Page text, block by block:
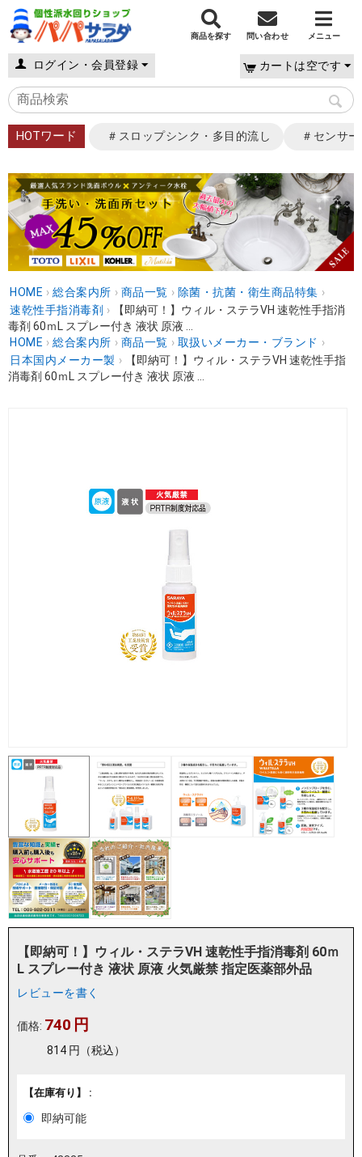
商品を探す 問い合わせ メニュー
ログイン・会員登録 カートは空です
HOTワード ＃スロップシンク・多目的流し ＃センサ
HOME › 総合案内所 › 商品一覧 › 除菌・抗菌・衛生商品特集 ›
速乾性手指消毒剤 ›
【即納可！】ウィル・ステラVH 速乾性手指消
毒剤 60ｍL スプレー付き 液状 原液 ...
HOME › 総合案内所 › 商品一覧 › 取扱いメーカー・ブランド ›
日本国内メーカー製 ›
【即納可！】ウィル・ステラVH 速乾性手指
消毒剤 60ｍL スプレー付き 液状 原液 ...
【即納可！】ウィル・ステラVH 速乾性手指消毒剤 60ｍ
L スプレー付き 液状 原液 火気厳禁 指定医薬部外品
レビューを書く
価格: 740 円
814 円 （税込）
【在庫有り】 :
即納可能